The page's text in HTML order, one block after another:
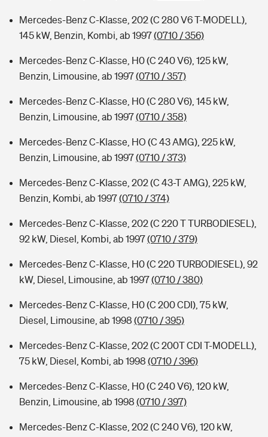
Mercedes-Benz C-Klasse, 202 (C 280 V6 T-MODELL),
145 kW, Benzin, Kombi, ab 1997(0710 / 356)
Mercedes-Benz C-Klasse, H0 (C 240 V6), 125 kW,
Benzin, Limousine, ab 1997(0710 / 357)
Mercedes-Benz C-Klasse, H0 (C 280 V6), 145 kW,
Benzin, Limousine, ab 1997(0710 / 358)
Mercedes-Benz C-Klasse, HO (C 43 AMG), 225 kW,
Benzin, Limousine, ab 1997(0710 / 373)
Mercedes-Benz C-Klasse, 202 (C 43-T AMG), 225 kW,
Benzin, Kombi, ab 1997(0710 / 374)
Mercedes-Benz C-Klasse, 202 (C 220 T TURBODIESEL),
92 kW, Diesel, Kombi, ab 1997(0710 / 379)
Mercedes-Benz C-Klasse, H0 (C 220 TURBODIESEL), 92
kW, Diesel, Limousine, ab 1997(0710 / 380)
Mercedes-Benz C-Klasse, H0 (C 200 CDI), 75 kW,
Diesel, Limousine, ab 1998 (0710 / 395)
Mercedes-Benz C-Klasse, 202 (C 200T CDI T-MODELL),
75 kW, Diesel, Kombi, ab 1998 (0710 / 396)
Mercedes-Benz C-Klasse, H0 (C 240 V6), 120 kW,
Benzin, Limousine, ab 1998 (0710 / 397)
Mercedes-Benz C-Klasse, 202 (C 240 V6), 120 kW,